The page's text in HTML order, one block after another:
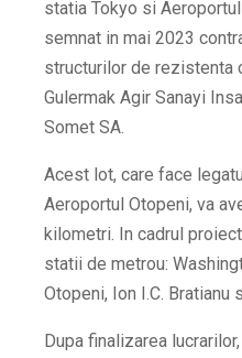
statia Tokyo si
semnat in mai 2023
structurilor de rezistenta
Gulermak Agir Sanayi
Somet SA.
Acest lot, care face
Aeroportul Otopeni, va
kilometri. In cadrul
statii de metrou:
Otopeni, Ion I.C. Bratianu
Dupa finalizarea